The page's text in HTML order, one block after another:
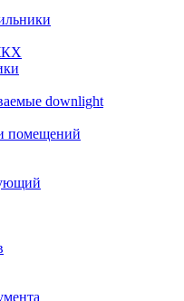
downlight
помещений